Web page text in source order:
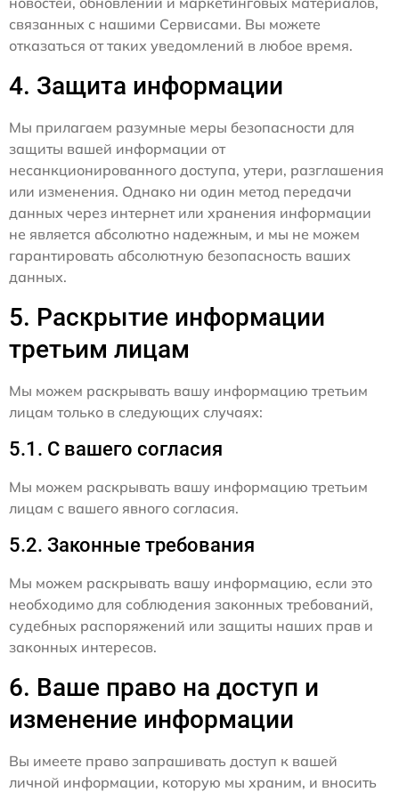
связанных с нашими Сервисами. Вы можете
отказаться от таких уведомлений в любое время.
4. Защита информации
Мы прилагаем разумные меры безопасности для
защиты вашей информации от
несанкционированного доступа, утери, разглашения
или изменения. Однако ни один метод передачи
данных через интернет или хранения информации
не является абсолютно надежным, и мы не можем
гарантировать абсолютную безопасность ваших
данных.
5. Раскрытие информации
третьим лицам
Мы можем раскрывать вашу информацию третьим
лицам только в следующих случаях:
5.1. С вашего согласия
Мы можем раскрывать вашу информацию третьим
лицам с вашего явного согласия.
5.2. Законные требования
Мы можем раскрывать вашу информацию, если это
необходимо для соблюдения законных требований,
судебных распоряжений или защиты наших прав и
законных интересов.
6. Ваше право на доступ и
изменение информации
Вы имеете право запрашивать доступ к вашей
личной информации, которую мы храним, и вносить